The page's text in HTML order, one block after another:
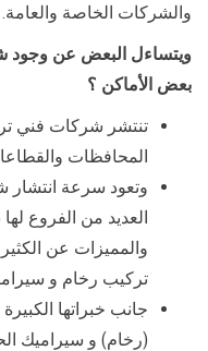
والشركات الخاصة والعامة.
ويتساءل البعض عن وجود
بعض الأماكن ؟
تنتشر شركات فني
المحافظات
وتعود سرعة انتشار
العديد من الفروع
والمميزات عن
تركيب رخام و
جانب خبراتها
(رخام) و سيراميك